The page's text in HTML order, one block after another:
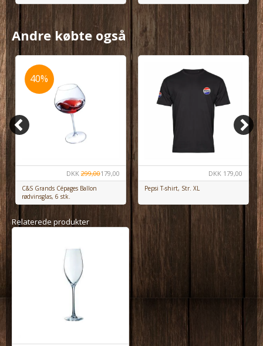
Andre købte også
40%
DKK 299,00179,00
C&S Grands Cépages Ballon
rødvinsglas, 6 stk.
DKK 179,00
Pepsi T-shirt, Str. XL
Relaterede produkter